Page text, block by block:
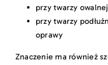
przy twarzy
przy twarzy
oprawy
Znaczenie ma również